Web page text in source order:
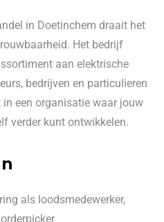
in Doetinchem draait het
Het bedrijf
aan elektrische
bedrijven en particulieren
een organisatie waar jouw
verder kunt ontwikkelen.
als loodsmedewerker,